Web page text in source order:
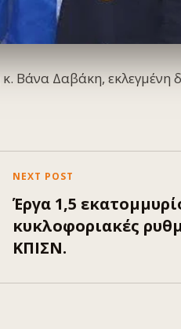
Βάνα Δαβάκη, εκλεγμένη
NEXT POST
Έργα 1,5
κυκλοφοριακές
ΚΠΙΣΝ.